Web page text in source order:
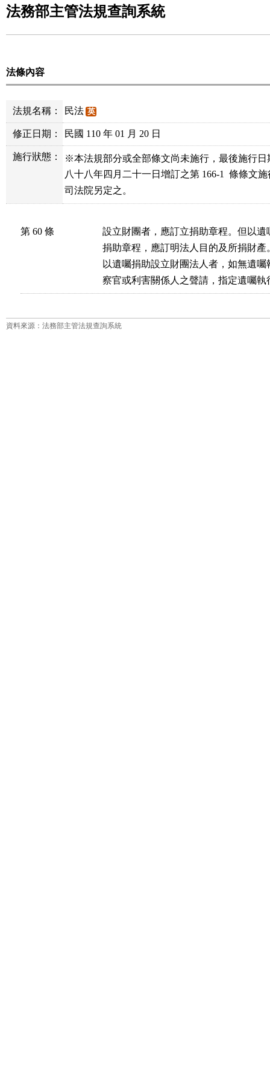
法務部主管法規查詢系統
法條內容
法規名稱： 民法 英
修正日期： 民國 110 年 01 月 20 日
施行狀態：
※本法規部分或全部條文尚未施行，最後施行日
八十八年四月二十一日增訂之第 166-1  條條文
司法院另定之。
第 60 條
設立財團者，應訂立捐助章程。但以
捐助章程，應訂明法人目的及所捐財產
以遺囑捐助設立財團法人者，如無遺
察官或利害關係人之聲請，指定遺囑執
資料來源：法務部主管法規查詢系統